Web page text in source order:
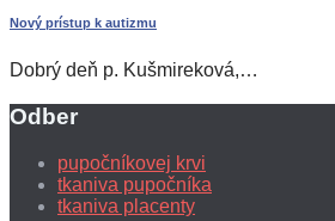
Nový prístup k autizmu
Dobrý deň p. Kušmireková,…
Odber
pupočníkovej krvi
tkaniva pupočníka
tkaniva placenty